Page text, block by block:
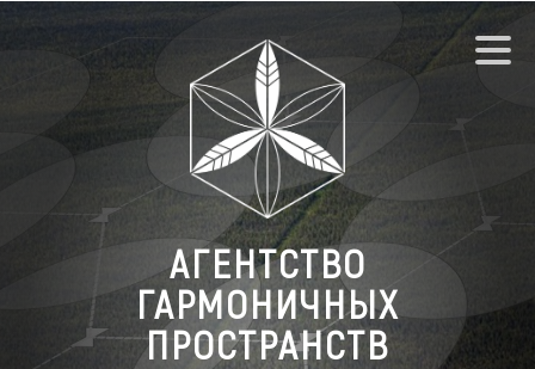
АГЕНТСТВО
ГАРМОНИЧНЫХ
ПРОСТРАНСТВ